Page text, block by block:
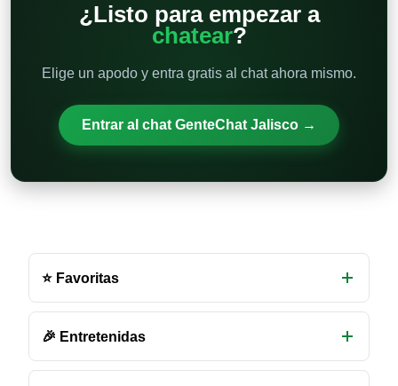
¿Listo para empezar a
chatear?
Elige un apodo y entra gratis al chat ahora mismo.
Entrar al chat GenteChat Jalisco →
de
chat
disponibles
⭐ Favoritas
🎉 Entretenidas